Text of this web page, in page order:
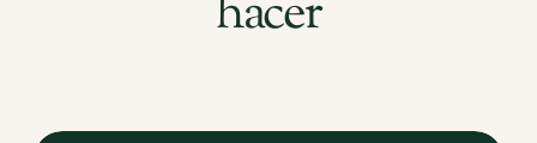
hacer